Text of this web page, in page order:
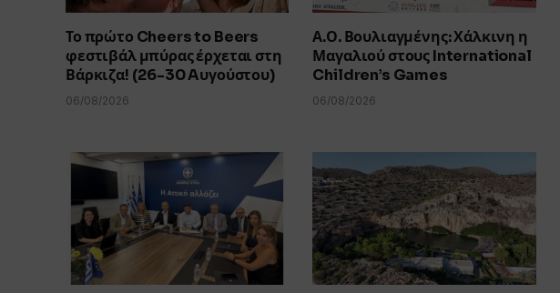
Το πρώτο Cheers to Beers
φεστιβάλ μπύρας έρχεται στη
Βάρκιζα! (26-30 Aυγούστου)
06/08/2026
Α.Ο. Βουλιαγμένης: Χάλκινη η
Μαγαλιού στους International
Children’s Games
06/08/2026